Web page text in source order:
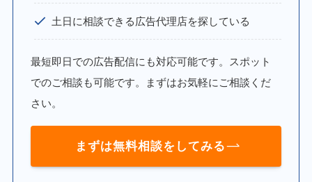
土日に相談できる広告代理店を探している
最短即日での広告配信にも対応可能です。スポット
でのご相談も可能です。まずはお気軽にご相談くだ
さい。
まずは無料相談をしてみる